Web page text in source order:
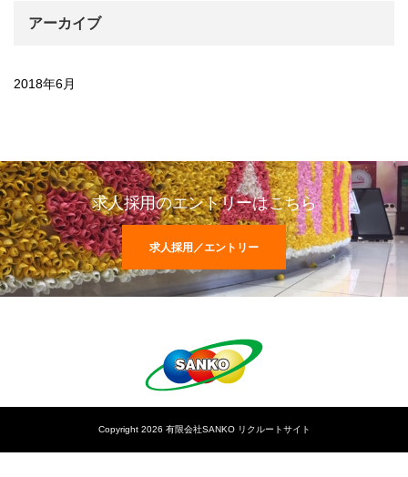
アーカイブ
2018年6月
求人採用のエントリーはこちら
求人採用／エントリー
Copyright 2026 有限会社SANKO リクルートサイト